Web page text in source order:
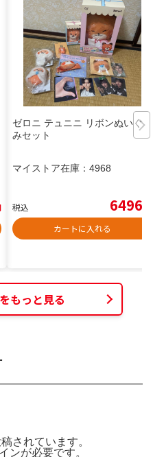
ゼロニ テュニニ リボンぬいぐる
みセット
マイストア在庫： 4968
税込 6496
カートに入れる
もっと見る
されています。
ンが必要です。